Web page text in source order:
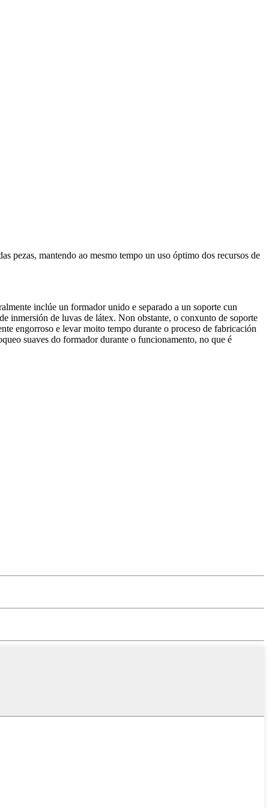
pezas, mantendo ao mesmo tempo un uso óptimo dos recursos de
inclúe un formador unido e separado a un soporte cun
inmersión de luvas de látex. Non obstante, o conxunto de soporte
engorroso e levar moito tempo durante o proceso de fabricación
suaves do formador durante o funcionamento, no que é